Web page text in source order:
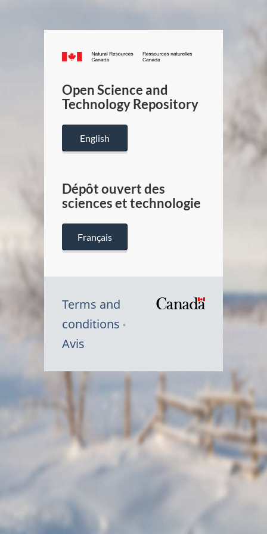
Canada.ca
/
Canada
Open Science and
Technology Repository
English
Dépôt ouvert des
sciences et technologie
Français
Terms and
conditions
Avis
Symbole
Canada